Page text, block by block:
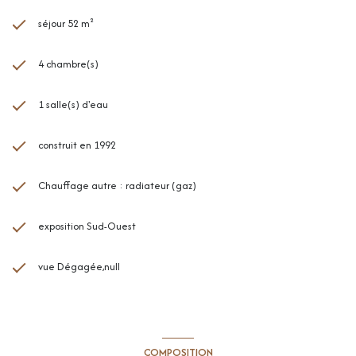
séjour 52 m²
4 chambre(s)
1 salle(s) d'eau
construit en 1992
Chauffage autre : radiateur (gaz)
exposition Sud-Ouest
vue Dégagée,null
COMPOSITION